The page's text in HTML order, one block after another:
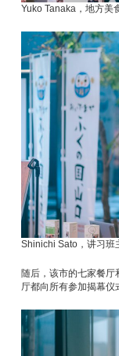
Yuko Tanaka，地方美
Shinichi Sato，讲习班
随后，该市的七家餐
厅都向所有参加揭幕仪